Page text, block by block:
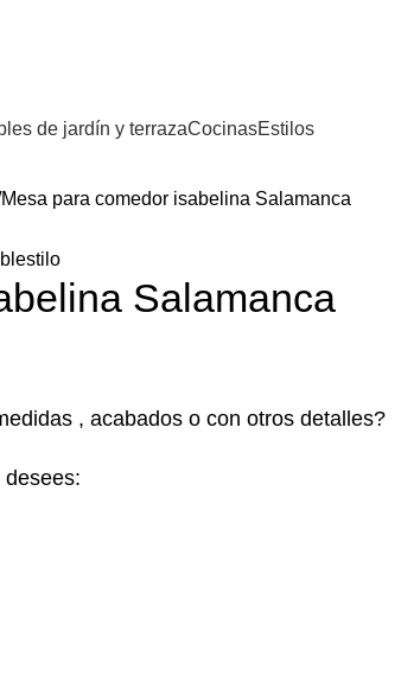
de jardín y terrazaCocinasEstilos
Mesa para comedor isabelina Salamanca
Salamanca
, acabados o con otros detalles?